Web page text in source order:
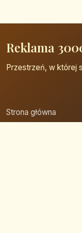
Reklama
Przestrzeń, w której
Strona główna